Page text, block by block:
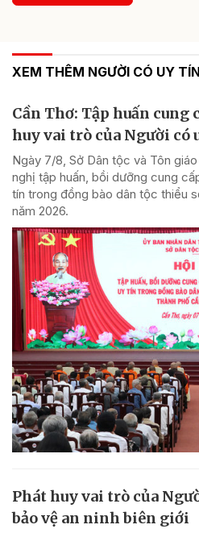
XEM THÊM NGƯỜI CÓ UY TÍN
Cần Thơ: Tập huấn
huy vai trò của Người có
Ngày 7/8, Sở Dân tộc và Tôn
nghị tập huấn, bồi dưỡng cung
tín trong đồng bào dân tộc thiểu
năm 2026.
Phát huy vai trò của
bảo vệ an ninh biên giới